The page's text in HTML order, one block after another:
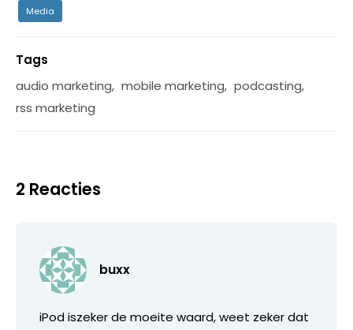
Media
Tags
audio marketing, mobile marketing, podcasting,
rss marketing
2 Reacties
buxx
iPod iszeker de moeite waard, weet zeker dat